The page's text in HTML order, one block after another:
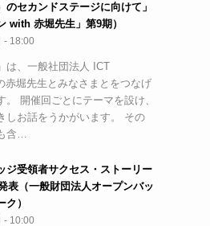
のセカンドステージに向けて」
with 赤堀先生」第9期）
- 18:00
は、一般社団法人 ICT
赤堀先生とみなさまとをつなげ
。 開催回ごとにテーマを設け、
しお話をうかがいます。 その
含…
ジ受領者サクセス・ストーリー
表（一般財団法人オープンバッ
ク）
- 10:00